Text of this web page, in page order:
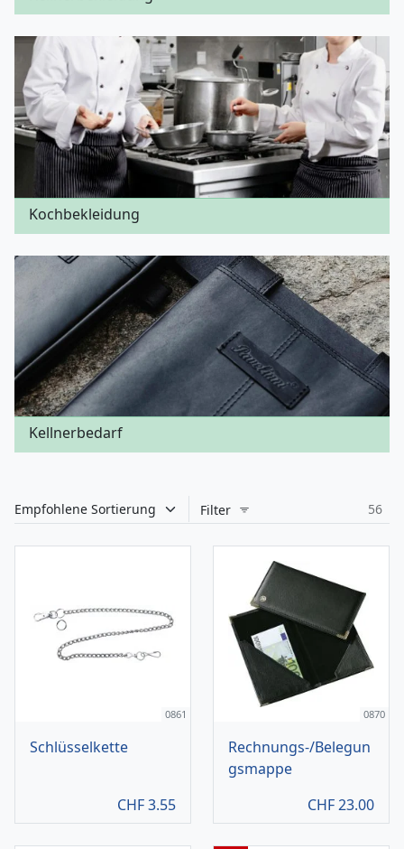
Kochbekleidung
Kellnerbedarf
Filter 56
0861
Schlüsselkette
CHF3.55
0870
Rechnungs-/Belegun
gsmappe
CHF23.00